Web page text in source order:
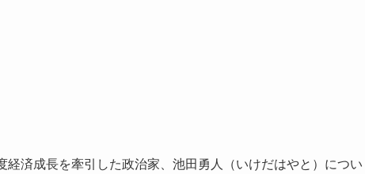
済成長を牽引した政治家、池田勇人（いけだはやと）につい